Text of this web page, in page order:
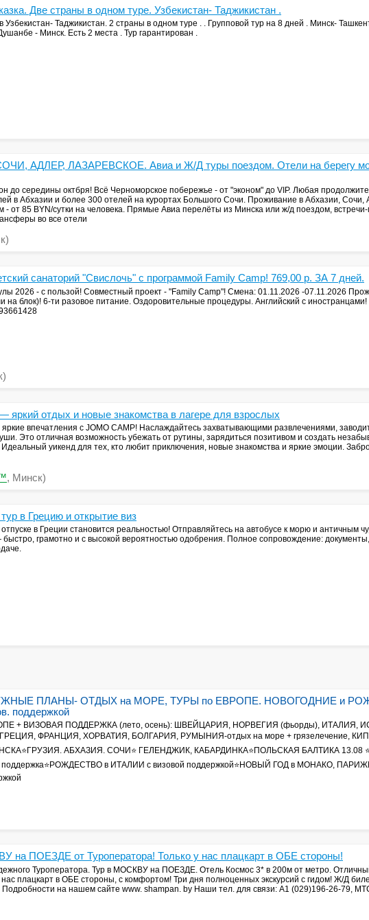
Две страны в одном туре. Узбекистан- Таджикистан .
Узбекистан- Таджикистан. 2 страны в одном туре . . Групповой тур на 8 дней . Минск-
- Минск. Есть 2 места . Тур гарантирован .
АДЛЕР, ЛАЗАРЕВСКОЕ. Авиа и Ж/Д туры поездом. Отели на берегу
до середины октбря! Всё Черноморское побережье - от "эконом" до VIP. Любая
в Абхазии и более 300 отелей на курортах Большого Сочи. Проживание в Абхазии, Сочи,
- от 85 BYN/сутки на человека. Прямые Авиа перелёты из Минска или ж/д поездом,
во все отели
санаторий "Свислочь" с программой Family Camp! 769,00 р. ЗА 7 дней.
2026 - с пользой! Совместный проект - "Family Сamp"! Смена: 01.11.2026 -07.11.2026
на блок)! 6-ти разовое питание. Оздоровительные процедуры. Английский с иностранцами!
яркий отдых и новые знакомства в лагере для взрослых
впечатления с JOMO CAMP! Наслаждайтесь захватывающими развлечениями,
Это отличная возможность убежать от рутины, зарядиться позитивом и создать
уикенд для тех, кто любит приключения, новые знакомства и яркие эмоции.
, Минск)
в Грецию и открытие виз
в Греции становится реальностью! Отправляйтесь на автобусе к морю и античным
быстро, грамотно и с высокой вероятностью одобрения. Полное сопровождение:
ПЛАНЫ- ОТДЫХ на МОРЕ, ТУРЫ по ЕВРОПЕ. НОВОГОДНИЕ и
поддержкой
+ ВИЗОВАЯ ПОДДЕРЖКА (лето, осень): ШВЕЙЦАРИЯ, НОРВЕГИЯ (фьорды), ИТАЛИЯ,
ФРАНЦИЯ, ХОРВАТИЯ, БОЛГАРИЯ, РУМЫНИЯ-отдых на море + грязелечение,
АБХАЗИЯ. СОЧИ⭐ ГЕЛЕНДЖИК, КАБАРДИНКА⭐ПОЛЬСКАЯ БАЛТИКА 13.08
в ИТАЛИИ с визовой поддержкой⭐НОВЫЙ ГОД в МОНАКО,
на ПОЕЗДЕ от Туроператора! Только у нас плацкарт в ОБЕ стороны!
Туроператора. Тур в МОСКВУ на ПОЕЗДЕ. Отель Космос 3* в 200м от метро.
плацкарт в ОБЕ стороны, с комфортом! Три дня полноценных экскурсий с гидом! Ж/Д
Подробности на нашем сайте www. shampan. by Наши тел. для связи: А1 (029)196-26-79,